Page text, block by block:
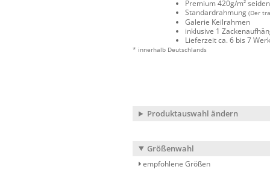
Premium 420g/m²
Standardrahmung (Der
Galerie Keilrahmen
inklusive 1
Lieferzeit ca. 6 bis 7
* innerhalb Deutschlands
Produktauswahl ändern
Größenwahl
empfohlene Größen